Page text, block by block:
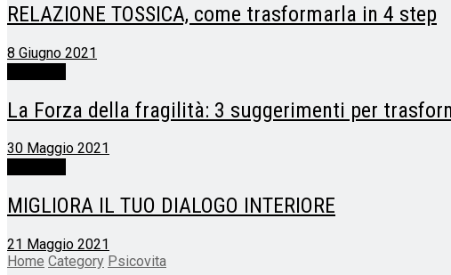
RELAZIONE TOSSICA, come trasformarla in 4 step
8 Giugno 2021
La Forza della fragilità: 3 suggerimenti per
30 Maggio 2021
MIGLIORA IL TUO DIALOGO INTERIORE
21 Maggio 2021
Home Category Psicovita